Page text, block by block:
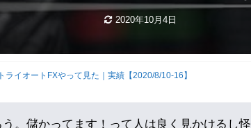
2020年10月4日
ライオートFXやって見た｜実績【2020/8/10-16】
。儲かってます！って人は良く見かけるし怪